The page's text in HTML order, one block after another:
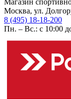
Магазин
Москва, ул.
8 (495) 18-18-200
Пн. – Вс.: с 10:00